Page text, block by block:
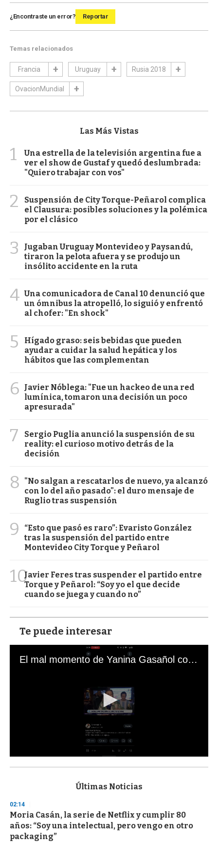
¿Encontraste un error? Reportar
Temas relacionados
Francia Uruguay Rusia 2018
OvacionMundial
Las Más Vistas
1
Una estrella de la televisión argentina fue a
ver el show de Gustaf y quedó deslumbrada:
"Quiero trabajar con vos"
2
Suspensión de City Torque-Peñarol complica
el Clausura: posibles soluciones y la polémica
por el clásico
3
Jugaban Uruguay Montevideo y Paysandú,
tiraron la pelota afuera y se produjo un
insólito accidente en la ruta
4 Una comunicadora de Canal 10 denunció que
un ómnibus la atropelló, lo siguió y enfrentó
al chofer: "En shock"
5
Hígado graso: seis bebidas que pueden
ayudar a cuidar la salud hepática y los
hábitos que las complementan
6
Javier Nóblega: "Fue un hackeo de una red
lumínica, tomaron una decisión un poco
apresurada"
7
Sergio Puglia anunció la suspensión de su
reality: el curioso motivo detrás de la
decisión
8
"No salgan a rescatarlos de nuevo, ya alcanzó
con lo del año pasado": el duro mensaje de
Ruglio tras suspensión
9
“Esto que pasó es raro”: Evaristo González
tras la suspensión del partido entre
Montevideo City Torque y Peñarol
10Javier Feres tras suspender el partido entre
Torque y Peñarol: “Soy yo el que decide
cuando se juega y cuando no”
Te puede interesar
El mal momento de Yanina Gasañol con un hincha argentino en "Subrayado"
s
d
s
o
f
3
Últimas Noticias
02:14
Moria Casán, la serie de Netflix y cumplir 80
años: “Soy una intelectual, pero vengo en otro
packaging”